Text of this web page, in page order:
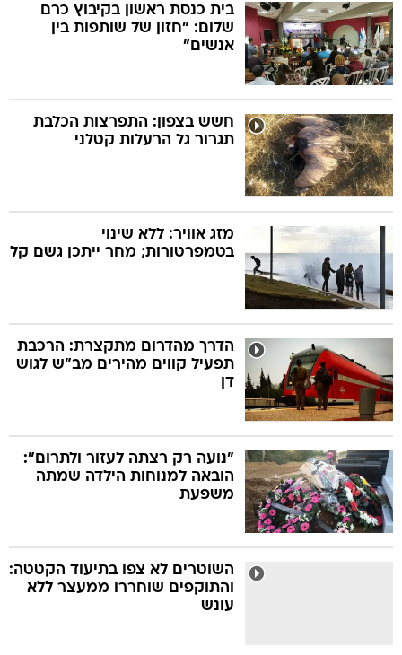
בית כנסת ראשון בקיבוץ כרם
שלום: "חזון של שותפות בין
אנשים"
חשש בצפון: התפרצות הכלבת
תגרור גל הרעלות קטלני
מזג אוויר: ללא שינוי
בטמפרטורות; מחר ייתכן גשם קל
הדרך מהדרום מתקצרת: הרכבת
תפעיל קווים מהירים מב"ש לגוש
דן
"נועה רק רצתה לעזור ולתרום":
הובאה למנוחות הילדה שמתה
משפעת
השוטרים לא צפו בתיעוד הקטטה:
והתוקפים שוחררו ממעצר ללא
עונש